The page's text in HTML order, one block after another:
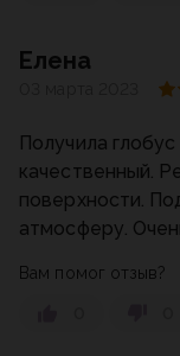
Елена
Получила
качественный.
поверхности.
атмосферу.
Вам помог отзыв?